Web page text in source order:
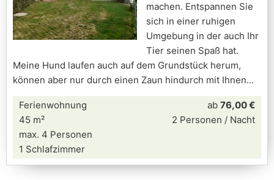
machen. Entspannen Sie
sich in einer ruhigen
Umgebung in der auch Ihr
Tier seinen Spaß hat.
Meine Hund laufen auch auf dem Grundstück herum,
können aber nur durch einen Zaun hindurch mit Ihnen
Ferienwohnung
45 m²
max. 4 Personen
1 Schlafzimmer
ab 76,00 €
2 Personen / Nacht